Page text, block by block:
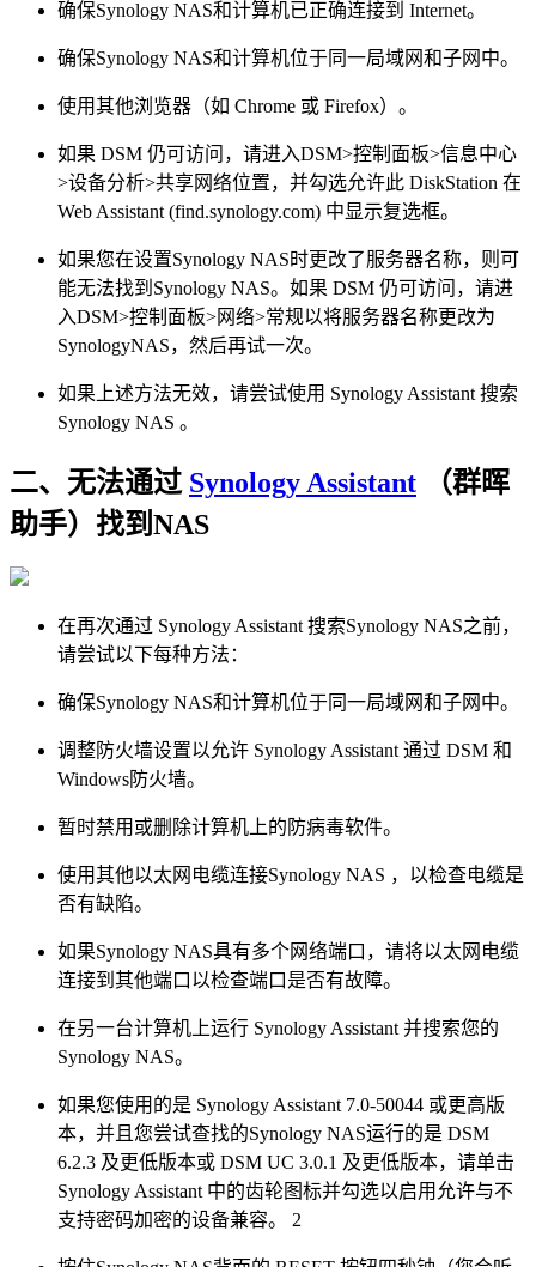
确保Synology NAS和计算机已正确连接到 Internet。
确保Synology NAS和计算机位于同一局域网和子网中。
使用其他浏览器（如 Chrome 或 Firefox）。
如果 DSM 仍可访问，请进入DSM>控制面板>信息中心
>设备分析>共享网络位置，并勾选允许此 DiskStation 在
Web Assistant (find.synology.com) 中显示复选框。
如果您在设置Synology NAS时更改了服务器名称，则可
能无法找到Synology NAS。如果 DSM 仍可访问，请进
入DSM>控制面板>网络>常规以将服务器名称更改为
SynologyNAS，然后再试一次。
如果上述方法无效，请尝试使用 Synology Assistant 搜索
Synology NAS 。
二、无法通过 Synology Assistant （群晖
助手）找到NAS
在再次通过 Synology Assistant 搜索Synology NAS之前，
请尝试以下每种方法：
确保Synology NAS和计算机位于同一局域网和子网中。
调整防火墙设置以允许 Synology Assistant 通过 DSM 和
Windows防火墙。
暂时禁用或删除计算机上的防病毒软件。
使用其他以太网电缆连接Synology NAS ，以检查电缆是
否有缺陷。
如果Synology NAS具有多个网络端口，请将以太网电缆
连接到其他端口以检查端口是否有故障。
在另一台计算机上运行 Synology Assistant 并搜索您的
Synology NAS。
如果您使用的是 Synology Assistant 7.0-50044 或更高版
本，并且您尝试查找的Synology NAS运行的是 DSM
6.2.3 及更低版本或 DSM UC 3.0.1 及更低版本，请单击
Synology Assistant 中的齿轮图标并勾选以启用允许与不
支持密码加密的设备兼容。 2